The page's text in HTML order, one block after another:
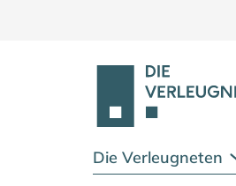
Zum Hauptinhalt springen
Die Verleugneten